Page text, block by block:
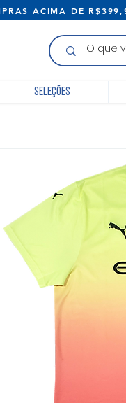
- COMPRAS
Seleções